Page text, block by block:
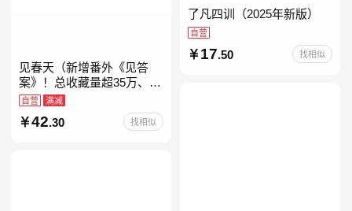
了凡四训（2025年新版）
自营
17.50 找相似
见春天（新增番外《见答
案》！总收藏量超35万、点
击量破千万！晋江人气作者
纵虎嗅花 催泪之作！）
自营 满减
42.30 找相似